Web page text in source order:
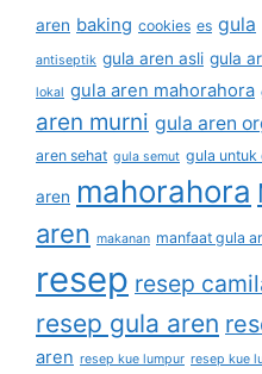
aren baking cookies es gula
antiseptik gula aren asli gula
lokal gula aren mahorahora
aren murni gula aren
aren sehat gula semut gula untuk
aren mahorahora
aren makanan manfaat gula
resep resep
resep gula aren
aren resep kue lumpur resep kue